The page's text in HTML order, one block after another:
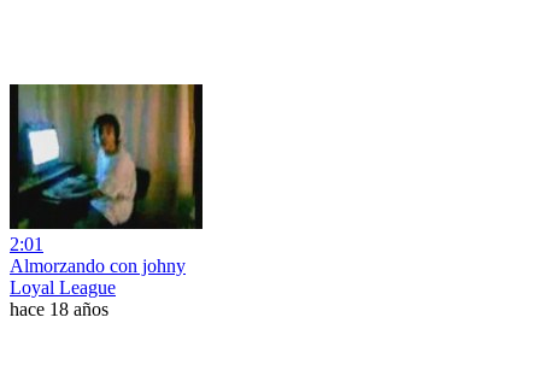
2:01
Almorzando con johny
Loyal League
hace 18 años